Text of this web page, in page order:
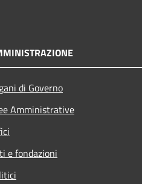
di Governo
Amministrative
e fondazioni